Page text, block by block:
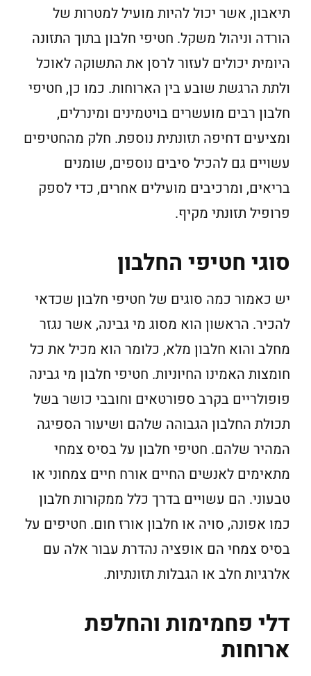
תיאבון, אשר יכול להיות מועיל למטרות של
הורדה וניהול משקל. חטיפי חלבון בתוך התזונה
היומית יכולים לעזור לרסן את התשוקה לאוכל
ולתת הרגשת שובע בין הארוחות. כמו כן, חטיפי
חלבון רבים מועשרים בויטמינים ומינרלים,
ומציעים דחיפה תזונתית נוספת. חלק מהחטיפים
עשויים גם להכיל סיבים נוספים, שומנים
בריאים, ומרכיבים מועילים אחרים, כדי לספק
פרופיל תזונתי מקיף.
סוגי חטיפי החלבון
יש כאמור כמה סוגים של חטיפי חלבון שכדאי
להכיר. הראשון הוא מסוג מי גבינה, אשר נגזר
מחלב והוא חלבון מלא, כלומר הוא מכיל את כל
חומצות האמינו החיוניות. חטיפי חלבון מי גבינה
פופולריים בקרב ספורטאים וחובבי כושר בשל
תכולת החלבון הגבוהה שלהם ושיעור הספיגה
המהיר שלהם. חטיפי חלבון על בסיס צמחי
מתאימים לאנשים החיים אורח חיים צמחוני או
טבעוני. הם עשויים בדרך כלל ממקורות חלבון
כמו אפונה, סויה או חלבון אורז חום. חטיפים על
בסיס צמחי הם אופציה נהדרת עבור אלה עם
אלרגיות חלב או הגבלות תזונתיות.
דלי פחמימות והחלפת
ארוחות